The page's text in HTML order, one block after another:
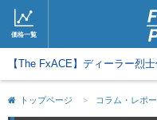
価格一覧
ホーム
取引会社
【The FxACE】ディーラー烈
トップページ > コラム・レポ